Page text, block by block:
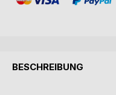
BESCHREIBUNG